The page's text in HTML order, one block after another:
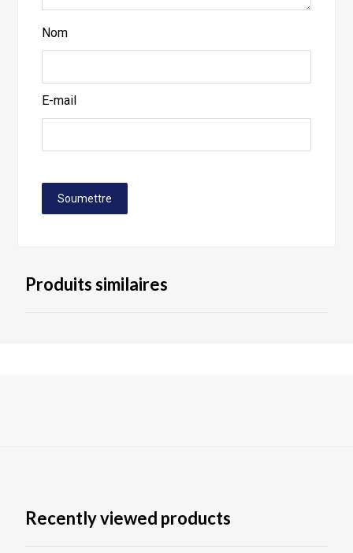
Nom
E-mail
Produits similaires
Recently viewed products